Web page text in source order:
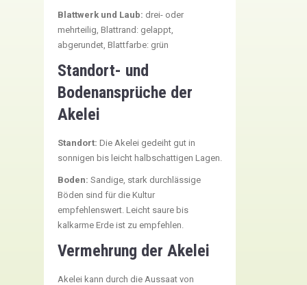
Blattwerk und Laub: drei- oder
mehrteilig, Blattrand: gelappt,
abgerundet, Blattfarbe: grün
Standort- und
Bodenansprüche der
Akelei
Standort: Die Akelei gedeiht gut in
sonnigen bis leicht halbschattigen Lagen.
Boden: Sandige, stark durchlässige
Böden sind für die Kultur
empfehlenswert. Leicht saure bis
kalkarme Erde ist zu empfehlen.
Vermehrung der Akelei
Akelei kann durch die Aussaat von